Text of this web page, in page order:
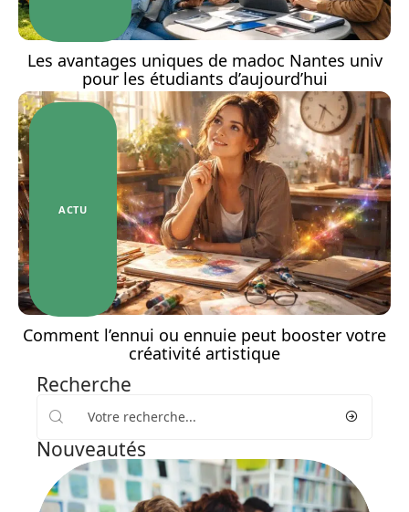
Les avantages uniques de madoc Nantes univ
pour les étudiants d’aujourd’hui
ACTU
Comment l’ennui ou ennuie peut booster votre
créativité artistique
Recherche
Nouveautés